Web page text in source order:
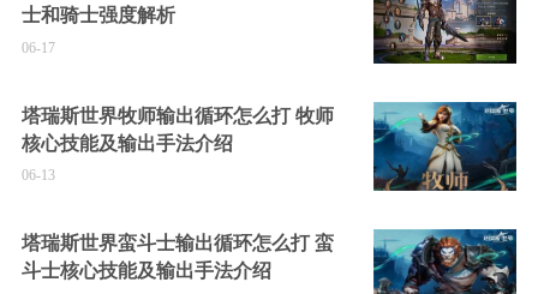
士和骑士强度解析
06-17
塔瑞斯世界牧师输出循环怎么打 牧师
核心技能及输出手法介绍
06-13
塔瑞斯世界蛮斗士输出循环怎么打 蛮
斗士核心技能及输出手法介绍